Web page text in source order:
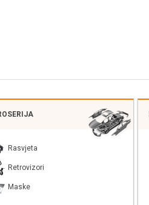
Rasvjeta
Retrovizori
Maske